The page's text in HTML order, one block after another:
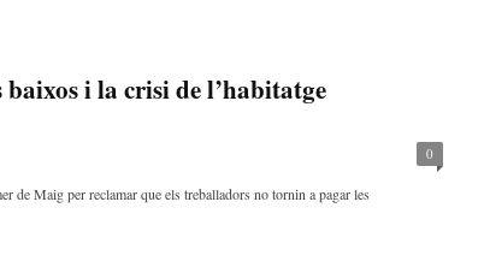
baixos i la crisi de l’habitatge
0
de Maig per reclamar que els treballadors no tornin a pagar les